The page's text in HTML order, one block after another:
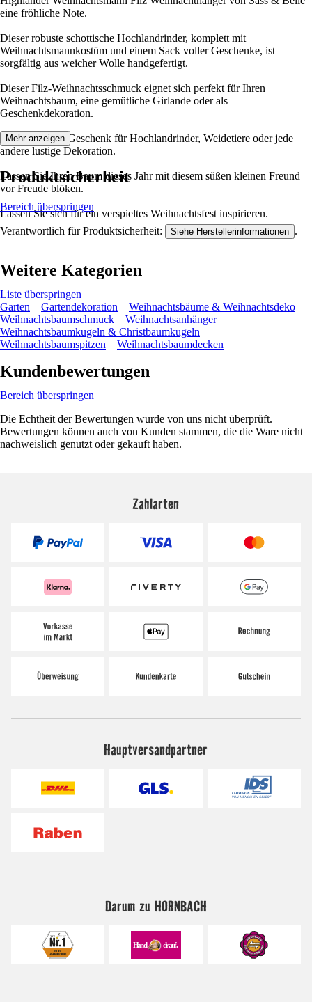
eine fröhliche Note.
Dieser robuste schottische Hochlandrinder, komplett mit
Weihnachtsmannkostüm und einem Sack voller Geschenke, ist
sorgfältig aus weicher Wolle handgefertigt.
Dieser Filz-Weihnachtsschmuck eignet sich perfekt für Ihren
Weihnachtsbaum, eine gemütliche Girlande oder als
Geschenkdekoration.
Er ist ein tolles Geschenk für Hochlandrinder, Weidetiere oder jede
andere lustige Dekoration.
Lassen Sie Ihren Baum dieses Jahr mit diesem süßen kleinen Freund
vor Freude blöken.
Lassen Sie sich für ein verspieltes Weihnachtsfest inspirieren.
Mehr anzeigen
Produktsicherheit
Bereich überspringen
Verantwortlich für Produktsicherheit: Siehe Herstellerinformationen .
Weitere Kategorien
Liste überspringen
Garten
Gartendekoration
Weihnachtsbäume & Weihnachtsdeko
Weihnachtsbaumschmuck
Weihnachtsanhänger
Weihnachtsbaumkugeln & Christbaumkugeln
Weihnachtsbaumspitzen
Weihnachtsbaumdecken
Kundenbewertungen
Bereich überspringen
Die Echtheit der Bewertungen wurde von uns nicht überprüft.
Bewertungen können auch von Kunden stammen, die die Ware nicht
nachweislich genutzt oder gekauft haben.
Zahlarten
Hauptversandpartner
Darum zu HORNBACH